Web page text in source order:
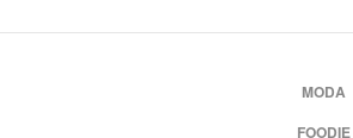
MODA
FOODIE